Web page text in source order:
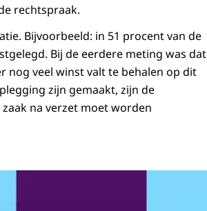
rechtspraak.
Bijvoorbeeld: in 51 procent van de
Bij de eerdere meting was dat
nog veel winst valt te behalen op dit
zijn gemaakt, zijn de
na verzet moet worden